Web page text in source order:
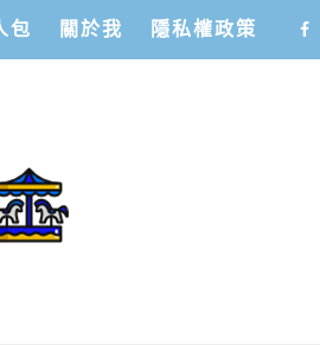
包 關於我 隱私權政策